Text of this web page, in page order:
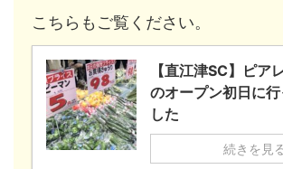
こちらもご覧ください。
【直江津SC】ピア
のオープン初日に
した
続きを見